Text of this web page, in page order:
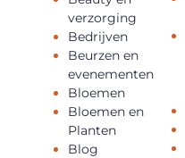
verzorging
Bedrijven
Beurzen en
evenementen
Bloemen
Bloemen en
Planten
Blog